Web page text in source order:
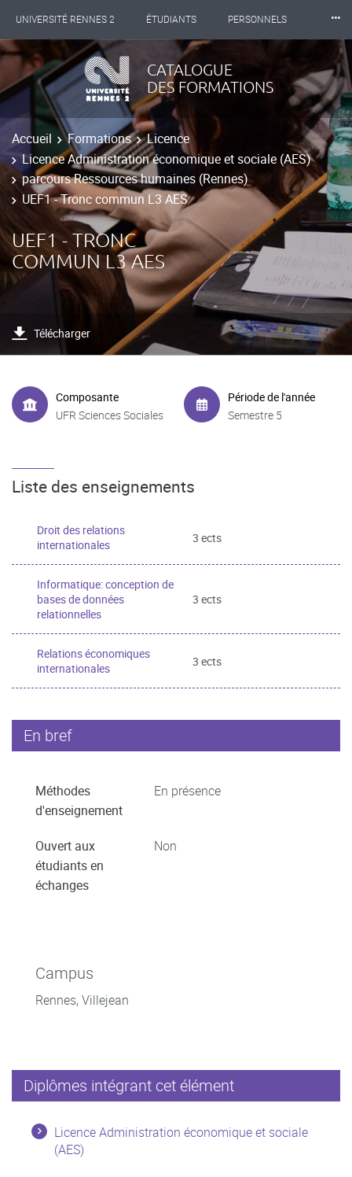
UNIVERSITÉ RENNES 2 ÉTUDIANTS PERSONNELS
INTERNATIONAL PROFESSIONNELS BIBLIOTHÈQUES
LES NOUVELLES DE RENNES 2
⸱⸱⸱
CATALOGUE
DES FORMATIONS
Accueil Formations
Licence
Licence Administration économique et sociale (AES)
parcours Ressources humaines (Rennes)
UEF1 - Tronc commun L3 AES
UEF1 - TRONC
COMMUN L3 AES
Télécharger
Composante
UFR Sciences Sociales
Période de l'année
Semestre 5
Liste des enseignements
Droit des relations
internationales
3 ects
Informatique: conception de
bases de données
relationnelles
3 ects
Relations économiques
internationales
3 ects
En bref
Méthodes
d'enseignement
En présence
Ouvert aux
étudiants en
échanges
Non
Campus
Rennes, Villejean
Diplômes intégrant cet élément
Licence Administration économique et sociale
(AES)